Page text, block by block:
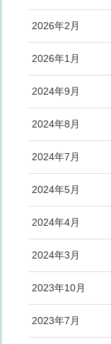
2026年2月
2026年1月
2024年9月
2024年8月
2024年7月
2024年5月
2024年4月
2024年3月
2023年10月
2023年7月